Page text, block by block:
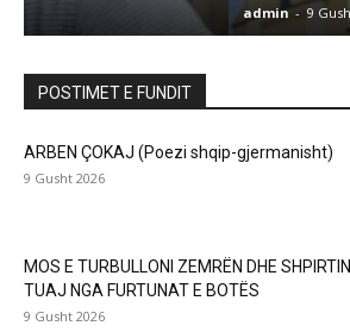
POSTIMET E FUNDIT
ARBEN ÇOKAJ (Poezi shqip-gjermanisht)
9 Gusht 2026
MOS E TURBULLONI ZEMRËN DHE SHPIRTIN
TUAJ NGA FURTUNAT E BOTËS
9 Gusht 2026